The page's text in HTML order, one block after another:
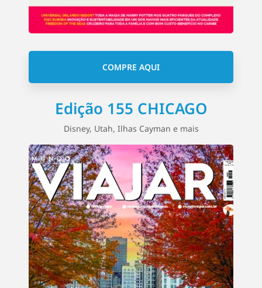
COMPRE AQUI
Edição 155 CHICAGO
Disney, Utah, Ilhas Cayman e mais